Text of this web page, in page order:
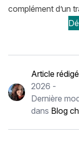
complément d’un
Article
2026 -
Dernière
dans Blog